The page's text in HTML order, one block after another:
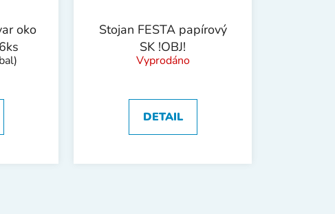
oko
Stojan FESTA papírový
SK !OBJ!
Vyprodáno
DETAIL